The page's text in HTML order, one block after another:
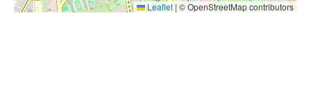
Leaflet | © OpenStreetMap contributors